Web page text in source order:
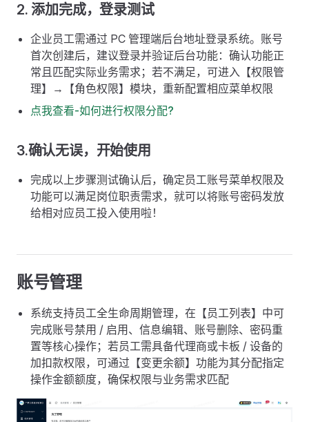
2. 添加完成，登录测试
企业员工需通过 PC 管理端后台地址登录系统。账号
首次创建后，建议登录并验证后台功能：确认功能正
常且匹配实际业务需求；若不满足，可进入【权限管
理】→【角色权限】模块，重新配置相应菜单权限
点我查看-如何进行权限分配?
3.确认无误，开始使用
完成以上步骤测试确认后，确定员工账号菜单权限及
功能可以满足岗位职责需求，就可以将账号密码发放
给相对应员工投入使用啦！
账号管理
系统支持员工全生命周期管理，在【员工列表】中可
完成账号禁用 / 启用、信息编辑、账号删除、密码重
置等核心操作；若员工需具备代理商或卡板 / 设备的
加扣款权限，可通过【变更余额】功能为其分配指定
操作金额额度，确保权限与业务需求匹配